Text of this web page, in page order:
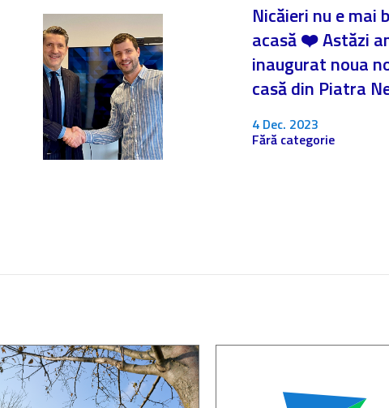
Nicăieri nu e mai
acasă ❤️ Astăzi
inaugurat noua
casă din Piatra
4 Dec. 2023
Fără categorie